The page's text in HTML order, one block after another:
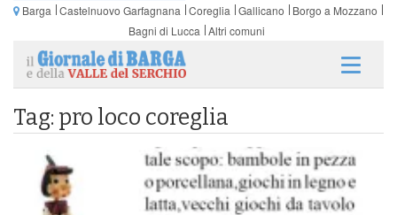
Barga Castelnuovo Garfagnana Coreglia Gallicano
Borgo a Mozzano
Bagni di Lucca Altri comuni
Tag: pro loco coreglia